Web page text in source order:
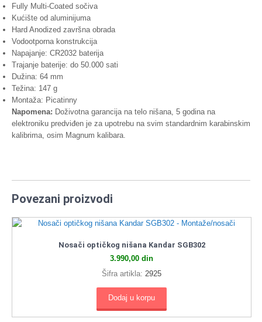
Fully Multi-Coated sočiva
Kućište od aluminijuma
Hard Anodized završna obrada
Vodootporna konstrukcija
Napajanje: CR2032 baterija
Trajanje baterije: do 50.000 sati
Dužina: 64 mm
Težina: 147 g
Montaža: Picatinny
Napomena: Doživotna garancija na telo nišana, 5 godina na
elektroniku predviđen je za upotrebu na svim standardnim karabinskim
kalibrima, osim Magnum kalibara.
Povezani proizvodi
Nosači optičkog nišana Kandar SGB302
3.990,00 din
Šifra artikla: 2925
Dodaj u korpu